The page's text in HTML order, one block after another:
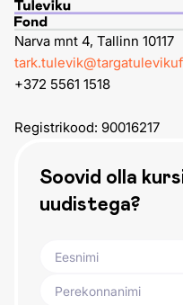
Narva mnt 4, Tallinn 10117
+372 5561 1518
Registrikood: 90016217
Soovid olla
uudistega?